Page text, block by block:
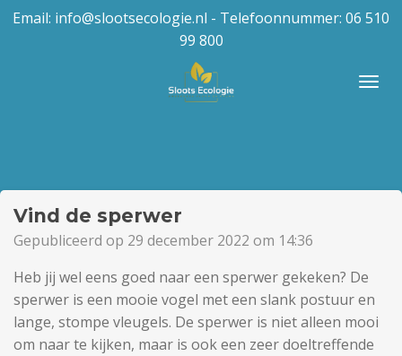
Ga
Email: info@slootsecologie.nl - Telefoonnummer: 06 510
99 800
Vind de sperwer
Gepubliceerd op 29 december 2022 om 14:36
Heb jij wel eens goed naar een sperwer gekeken? De
sperwer is een mooie vogel met een slank postuur en
lange, stompe vleugels. De sperwer is niet alleen mooi
om naar te kijken, maar is ook een zeer doeltreffende